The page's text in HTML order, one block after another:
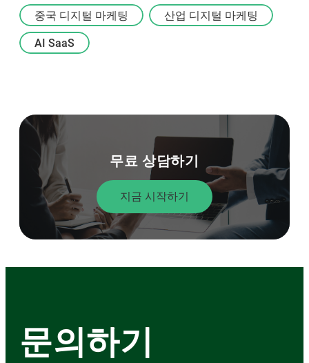
중국 디지털 마케팅 산업 디지털 마케팅
AI SaaS
무료 상담하기
지금 시작하기
문의하기